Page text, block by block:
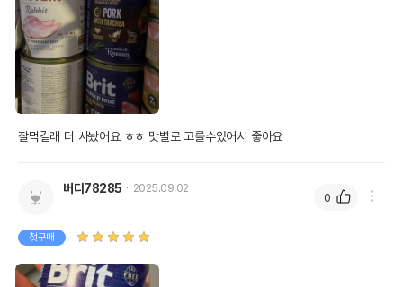
잘먹길래 더 사놨어요 ㅎㅎ 맛별로 고를수있어서 좋아요
버디78285 2025.09.02
첫구매
0